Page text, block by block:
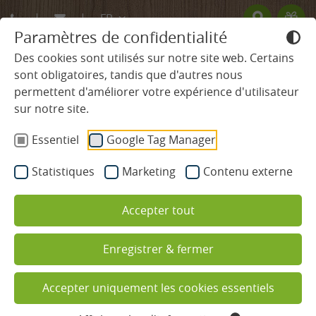
Paramètres de confidentialité
Des cookies sont utilisés sur notre site web. Certains
sont obligatoires, tandis que d'autres nous
permettent d'améliorer votre expérience d'utilisateur
sur notre site.
Essentiel
Google Tag Manager
Statistiques Marketing Contenu externe
Accepter tout
Enregistrer & fermer
Accepter uniquement les cookies essentiels
FR
DE
EN
HÔTEL
Traditions & valeurs
L’hôtelier et son équipe
Plan général de Ludinmühle
Programme d’activités et de détente
Vacances en famille
Un hôtel familial dans la Forêt-
Noire